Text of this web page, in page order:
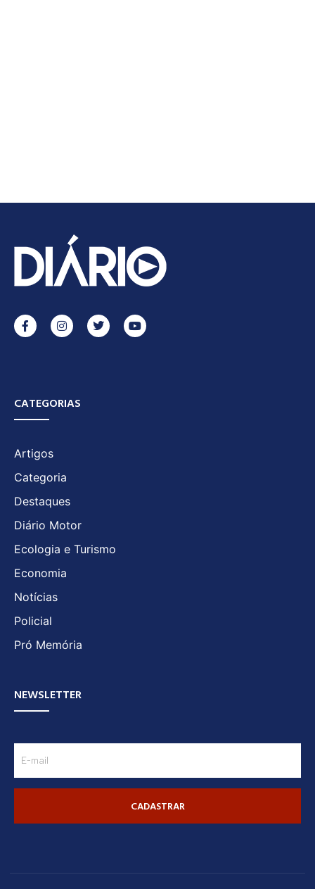
CATEGORIAS
Artigos
Categoria
Destaques
Diário Motor
Ecologia e Turismo
Economia
Notícias
Policial
Pró Memória
NEWSLETTER
CADASTRAR